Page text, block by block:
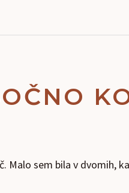
sem bila v dvomih,